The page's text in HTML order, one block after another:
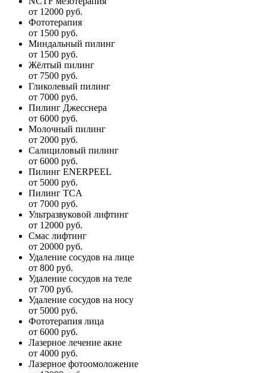
от 12000 руб.
Фототерапия
от 1500 руб.
Миндальный пилинг
от 1500 руб.
Жёлтый пилинг
от 7500 руб.
Гликолевый пилинг
от 7000 руб.
Пилинг Джесснера
от 6000 руб.
Молочный пилинг
от 2000 руб.
Салициловый пилинг
от 6000 руб.
Пилинг ENERPEEL
от 5000 руб.
Пилинг TCA
от 7000 руб.
Ультразвуковой лифтинг
от 12000 руб.
Смас лифтинг
от 20000 руб.
Удаление сосудов на лице
от 800 руб.
Удаление сосудов на теле
от 700 руб.
Удаление сосудов на носу
от 5000 руб.
Фототерапия лица
от 6000 руб.
Лазерное лечение акне
от 4000 руб.
Лазерное фотоомоложение